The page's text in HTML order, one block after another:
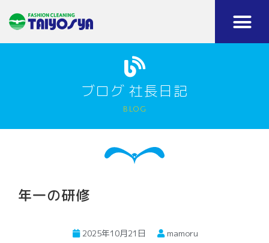
ブログ 社長日記
blog
年一の研修
2025年10月21日 mamoru